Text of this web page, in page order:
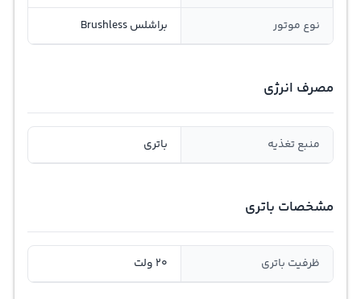
نوع موتور براشلس Brushless
مصرف انرژی
منبع تغذیه باتری
مشخصات باتری
ظرفیت باتری 20 ولت